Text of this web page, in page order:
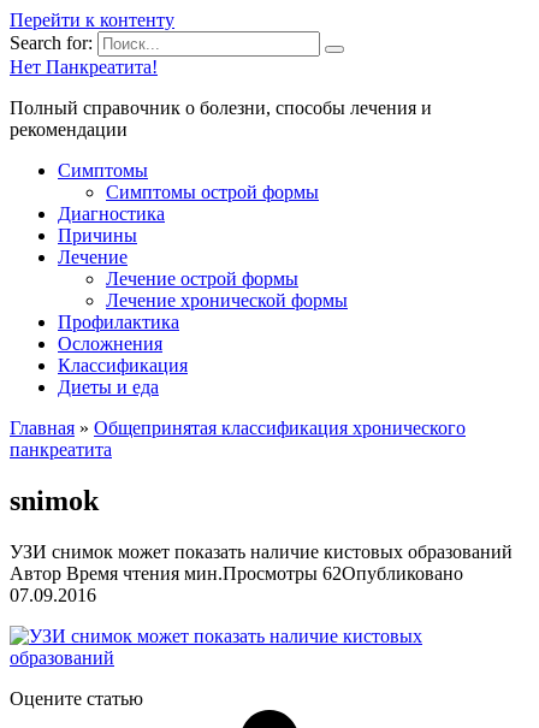
Перейти к контенту
Search for:
Нет Панкреатита!
Полный справочник о болезни, способы лечения и
рекомендации
Симптомы
Симптомы острой формы
Диагностика
Причины
Лечение
Лечение острой формы
Лечение хронической формы
Профилактика
Осложнения
Классификация
Диеты и еда
Главная » Общепринятая классификация хронического
панкреатита
snimok
УЗИ снимок может показать наличие кистовых образований
Автор Время чтения мин.Просмотры 62Опубликовано
07.09.2016
Оцените статью